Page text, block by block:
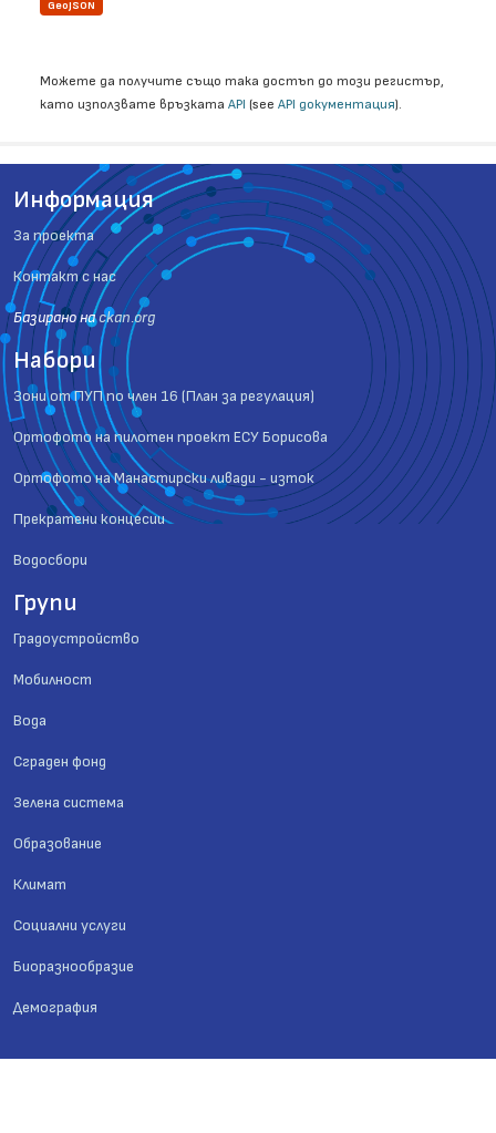
GeoJSON
Можете да получите също така достъп до този регистър,
като използвате връзката API (see API документация).
Информация
За проекта
Контакт с нас
Базиранo наckan.org
Набори
Зони от ПУП по член 16 (План за регулация)
Ортофото на пилотен проект ЕСУ Борисова
Ортофото на Манастирски ливади - изток
Прекратени концесии
Водосбори
Групи
Градоустройство
Мобилност
Вода
Сграден фонд
Зелена система
Образование
Климат
Социални услуги
Биоразнообразие
Демография